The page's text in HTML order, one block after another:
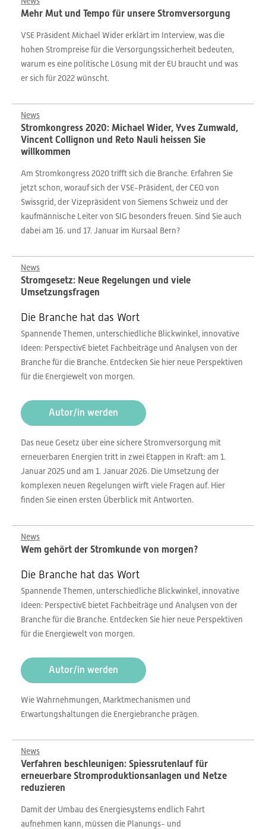
Mehr Mut und Tempo für unsere Stromversorgung
VSE Präsident Michael Wider erklärt im Interview, was die
hohen Strompreise für die Versorgungssicherheit bedeuten,
warum es eine politische Lösung mit der EU braucht und was
er sich für 2022 wünscht.
News
Stromkongress 2020: Michael Wider, Yves Zumwald,
Vincent Collignon und Reto Nauli heissen Sie
willkommen
Am Stromkongress 2020 trifft sich die Branche. Erfahren Sie
jetzt schon, worauf sich der VSE-Präsident, der CEO von
Swissgrid, der Vizepräsident von Siemens Schweiz und der
kaufmännische Leiter von SIG besonders freuen. Sind Sie auch
dabei am 16. und 17. Januar im Kursaal Bern?
News
Stromgesetz: Neue Regelungen und viele
Umsetzungsfragen
Die Branche hat das Wort
Spannende Themen, unterschiedliche Blickwinkel, innovative
Ideen: PerspectivE bietet Fachbeiträge und Analysen von der
Branche für die Branche. Entdecken Sie hier neue Perspektiven
für die Energiewelt von morgen.
Autor/in werden
Das neue Gesetz über eine sichere Stromversorgung mit
erneuerbaren Energien tritt in zwei Etappen in Kraft: am 1.
Januar 2025 und am 1. Januar 2026. Die Umsetzung der
komplexen neuen Regelungen wirft viele Fragen auf. Hier
finden Sie einen ersten Überblick mit Antworten.
News
Wem gehört der Stromkunde von morgen?
Die Branche hat das Wort
Spannende Themen, unterschiedliche Blickwinkel, innovative
Ideen: PerspectivE bietet Fachbeiträge und Analysen von der
Branche für die Branche. Entdecken Sie hier neue Perspektiven
für die Energiewelt von morgen.
Autor/in werden
Wie Wahrnehmungen, Marktmechanismen und
Erwartungshaltungen die Energiebranche prägen.
News
Verfahren beschleunigen: Spiessrutenlauf für
erneuerbare Stromproduktionsanlagen und Netze
reduzieren
Damit der Umbau des Energiesystems endlich Fahrt
aufnehmen kann, müssen die Planungs- und